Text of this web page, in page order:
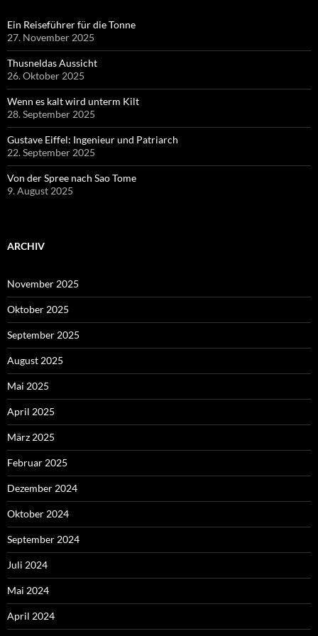
Ein Reiseführer für die Tonne
27. November 2025
Thusneldas Aussicht
26. Oktober 2025
Wenn es kalt wird unterm Kilt
28. September 2025
Gustave Eiffel: Ingenieur und Patriarch
22. September 2025
Von der Spree nach Sao Tome
9. August 2025
ARCHIV
November 2025
Oktober 2025
September 2025
August 2025
Mai 2025
April 2025
März 2025
Februar 2025
Dezember 2024
Oktober 2024
September 2024
Juli 2024
Mai 2024
April 2024